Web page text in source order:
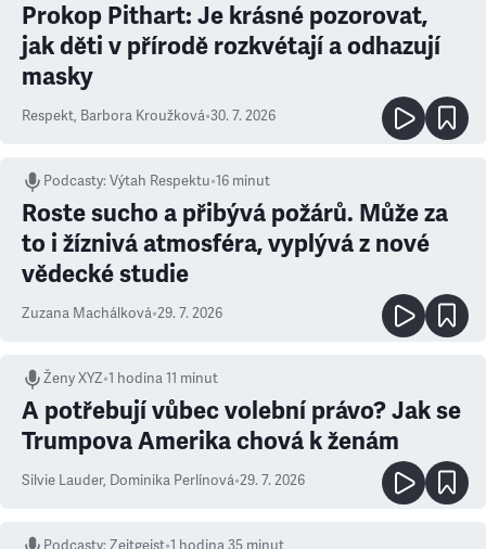
Prokop Pithart: Je krásné pozorovat,
jak děti v přírodě rozkvétají a odhazují
masky
Respekt, Barbora Kroužková•30. 7. 2026
Podcasty:Výtah Respektu•16 minut
Roste sucho a přibývá požárů. Může za
to i žíznivá atmosféra, vyplývá z nové
vědecké studie
Zuzana Machálková•29. 7. 2026
Ženy XYZ•1 hodina 11 minut
A potřebují vůbec volební právo? Jak se
Trumpova Amerika chová k ženám
Silvie Lauder, Dominika Perlínová•29. 7. 2026